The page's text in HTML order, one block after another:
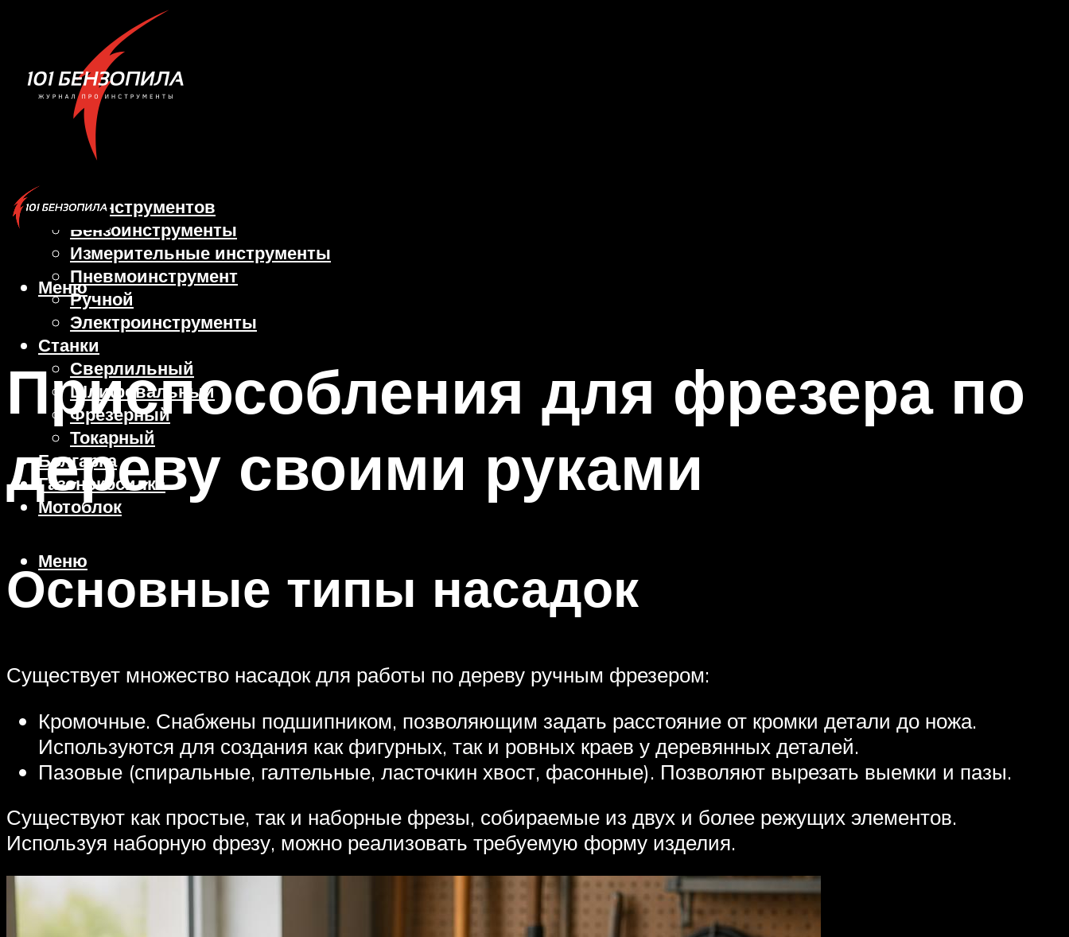
Виды инструментов
Бензоинструменты
Измерительные инструменты
Пневмоинструмент
Ручной
Электроинструменты
Станки
Сверлильный
Шлифовальный
Фрезерный
Токарный
Болгарка
Газонокосилка
Мотоблок
Меню
Меню
Приспособления для фрезера по
дереву своими руками
Основные типы насадок
Существует множество насадок для работы по дереву ручным фрезером:
Кромочные. Снабжены подшипником, позволяющим задать расстояние от кромки детали до ножа.
Используются для создания как фигурных, так и ровных краев у деревянных деталей.
Пазовые (спиральные, галтельные, ласточкин хвост, фасонные). Позволяют вырезать выемки и пазы.
Существуют как простые, так и наборные фрезы, собираемые из двух и более режущих элементов.
Используя наборную фрезу, можно реализовать требуемую форму изделия.